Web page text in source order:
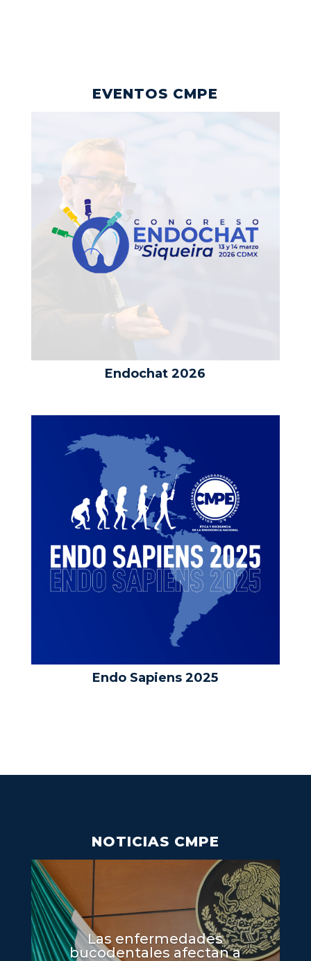
EVENTOS CMPE
Endochat 2026
Endo Sapiens 2025
NOTICIAS CMPE
Las enfermedades
bucodentales afectan a